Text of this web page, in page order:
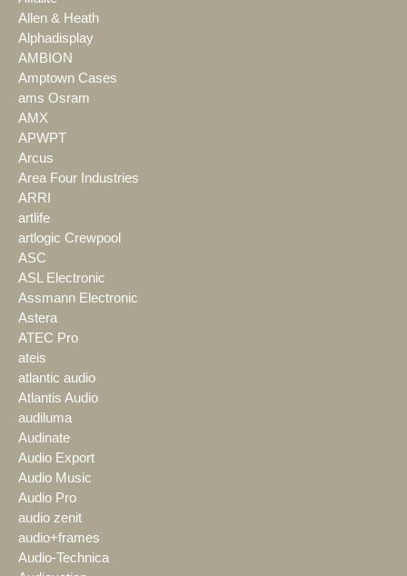
Allen & Heath
Alphadisplay
AMBION
Amptown Cases
ams Osram
AMX
APWPT
Arcus
Area Four Industries
ARRI
artlife
artlogic Crewpool
ASC
ASL Electronic
Assmann Electronic
Astera
ATEC Pro
ateis
atlantic audio
Atlantis Audio
audiluma
Audinate
Audio Export
Audio Music
Audio Pro
audio zenit
audio+frames
Audio-Technica